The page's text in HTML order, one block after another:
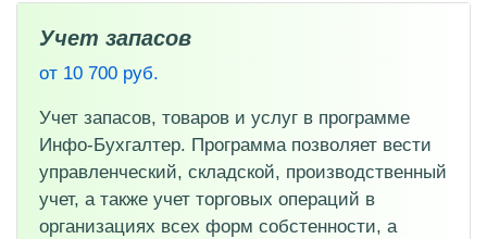
Учет запасов
от 10 700 руб.
Учет запасов, товаров и услуг в программе
Инфо-Бухгалтер. Программа позволяет вести
управленческий, складской, производственный
учет, а также учет торговых операций в
организациях всех форм собстенности, а